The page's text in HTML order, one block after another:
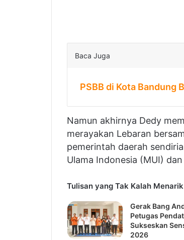
Baca Juga
PSBB di Kota Bandung
Namun akhirnya Dedy
merayakan Lebaran
pemerintah daerah
Ulama Indonesia (MUI)
Tulisan yang Tak Kalah Menarik
Gerak Bang
Petugas
Sukseskan
2026